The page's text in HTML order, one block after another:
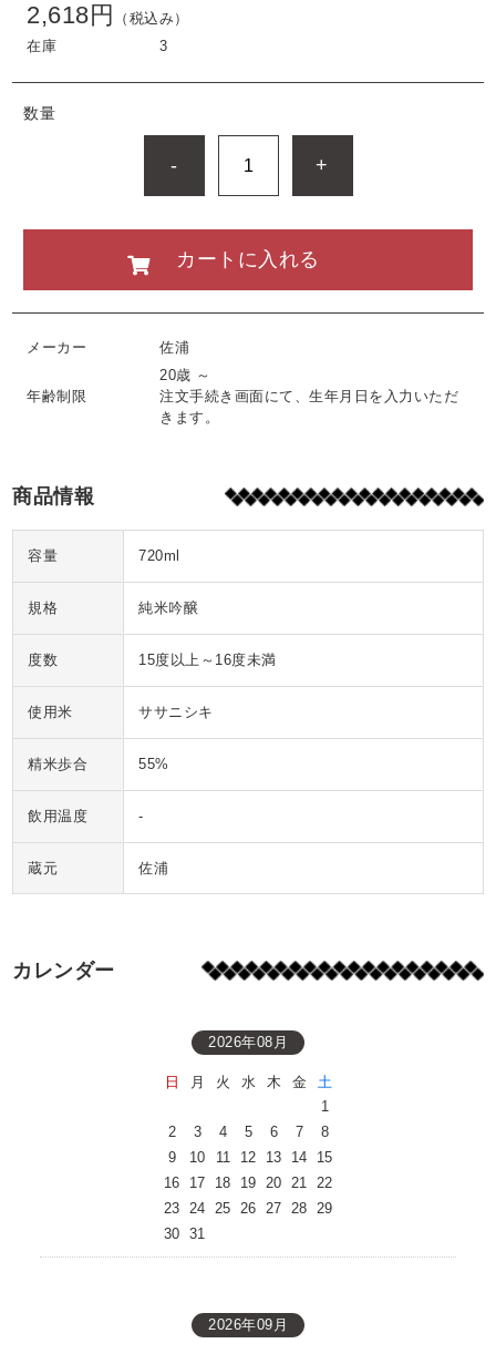
2,618円
（税込み）
在庫
3
数量
- +
カートに入れる
メーカー 佐浦
年齢制限
20歳 ～
注文手続き画面にて、生年月日を入力いただ
きます。
商品情報
容量 720ml
規格 純米吟醸
度数 15度以上～16度未満
使用米 ササニシキ
精米歩合 55%
飲用温度 -
蔵元 佐浦
カレンダー
2026年08月
日 月 火 水 木 金
土
1
2
3 4 5 6 7
8
9
10 11 12 13 14
15
16
17 18 19 20 21 22
23 24 25 26 27 28 29
30 31
2026年09月